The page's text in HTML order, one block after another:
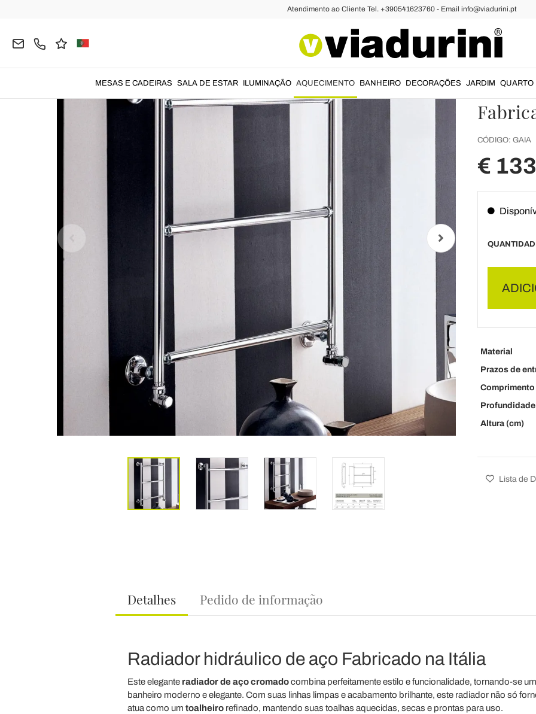
Atendimento ao Cliente Tel. +390541623760 - Email info@viadurini.pt
MESAS E CADEIRAS SALA DE ESTAR ILUMINAÇÃO AQUECIMENTO BANHEIRO DECORAÇÕES JARDIM QUARTO
CÓDIGO: GAIA
€
Material
Prazos de
Comprimento
Altura (cm)
Lista de
Detalhes Pedido de informação
Radiador hidráulico de aço Fabricado na Itália
Este elegante radiador de aço cromadocombina perfeitamente estilo e funcionalidade, tornando-se
banheiro moderno e elegante. Com suas linhas limpas e acabamento brilhante, este radiador não só
atua como um toalheirorefinado, mantendo suas toalhas aquecidas, secas e prontas para uso.